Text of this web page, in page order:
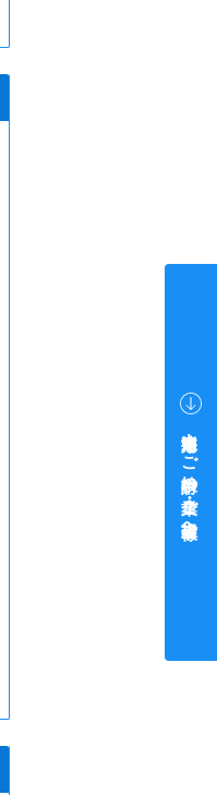
中途採用をご検討中の企業・ご担当者様へ